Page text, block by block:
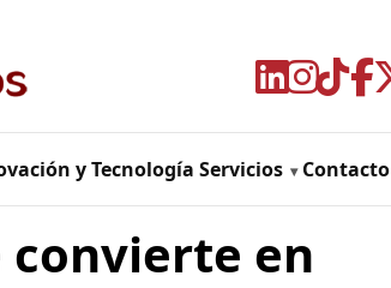
y Tecnología Servicios Contacto
convierte en